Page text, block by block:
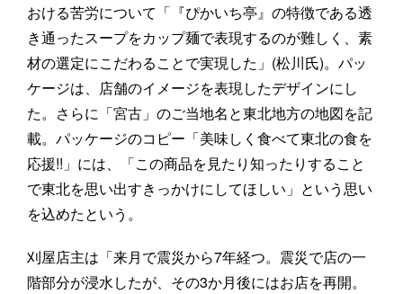
おける苦労について「『ぴかいち亭』の特徴である透
き通ったスープをカップ麺で表現するのが難しく、素
材の選定にこだわることで実現した」(松川氏)。パッ
ケージは、店舗のイメージを表現したデザインにし
た。さらに「宮古」のご当地名と東北地方の地図を記
載。パッケージのコピー「美味しく食べて東北の食を
応援!!」には、「この商品を見たり知ったりすること
で東北を思い出すきっかけにしてほしい」という思い
を込めたという。
刈屋店主は「来月で震災から7年経つ。震災で店の一
階部分が浸水したが、その3か月後にはお店を再開。